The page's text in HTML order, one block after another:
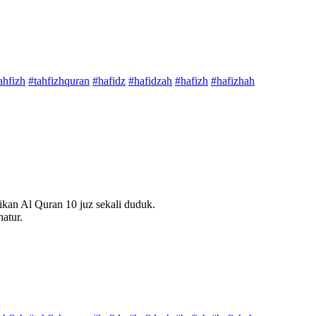
#tahfizhquran #hafidz #hafidzah #hafizh #hafizhah
Al Quran 10 juz sekali duduk.